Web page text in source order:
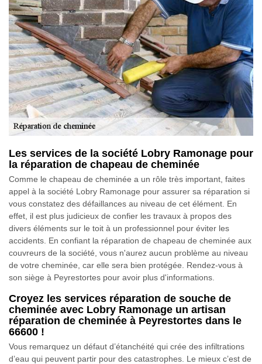
Les services de la société Lobry Ramonage pour
la réparation de chapeau de cheminée
Comme le chapeau de cheminée a un rôle très important, faites
appel à la société Lobry Ramonage pour assurer sa réparation si
vous constatez des défaillances au niveau de cet élément. En
effet, il est plus judicieux de confier les travaux à propos des
divers éléments sur le toit à un professionnel pour éviter les
accidents. En confiant la réparation de chapeau de cheminée aux
couvreurs de la société, vous n'aurez aucun problème au niveau
de votre cheminée, car elle sera bien protégée. Rendez-vous à
son siège à Peyrestortes pour avoir plus d'informations.
Croyez les services réparation de souche de
cheminée avec Lobry Ramonage un artisan
réparation de cheminée à Peyrestortes dans le
66600 !
Vous remarquez un défaut d’étanchéité qui crée des infiltrations
d’eau qui peuvent partir pour des catastrophes. Le mieux c’est de